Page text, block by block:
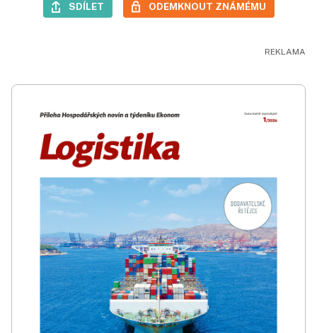
SDÍLET ODEMKNOUT ZNÁMÉMU